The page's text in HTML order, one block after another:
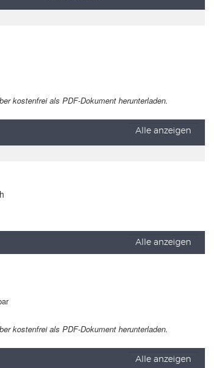
kostenfrei als PDF-Dokument herunterladen.
Alle anzeigen
Alle anzeigen
kostenfrei als PDF-Dokument herunterladen.
Alle anzeigen